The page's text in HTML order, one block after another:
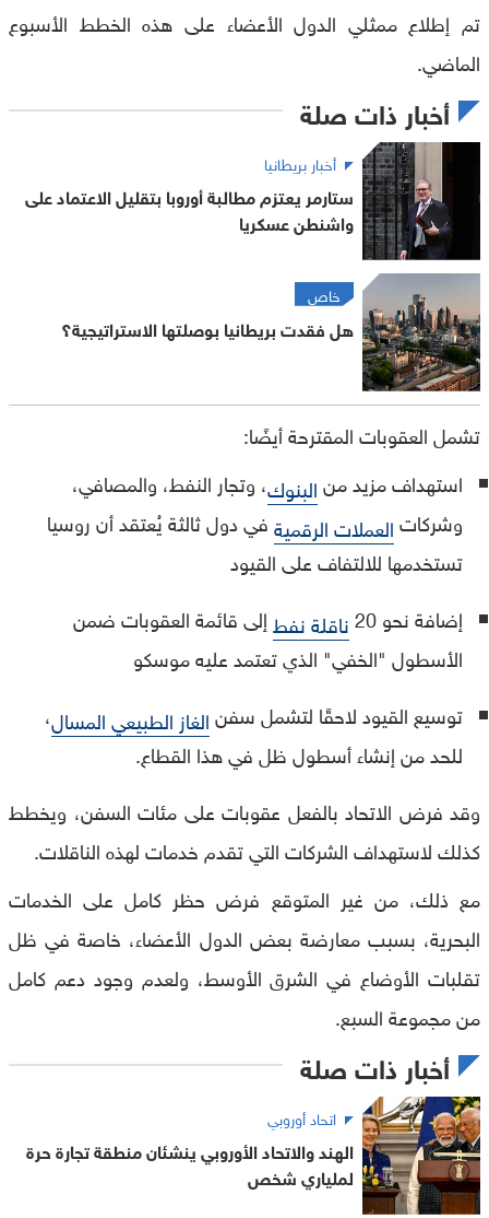
تم إطلاع ممثلي الدول الأعضاء على هذه الخطط الأسبوع
الماضي.
أخبار ذات صلة
أخبار بريطانيا
ستارمر يعتزم مطالبة أوروبا بتقليل الاعتماد على
واشنطن عسكريا
خاص
هل فقدت بريطانيا بوصلتها الاستراتيجية؟
تشمل العقوبات المقترحة أيضًا:
استهداف مزيد منالبنوك، وتجار النفط، والمصافي،
وشركاتالعملات الرقميةفي دول ثالثة يُعتقد أن روسيا
تستخدمها للالتفاف على القيود
إضافة نحو 20
ناقلة نفطإلى قائمة العقوبات ضمن
الأسطول "الخفي" الذي تعتمد عليه موسكو
توسيع القيود لاحقًا لتشمل سفنالغاز الطبيعي المسال،
للحد من إنشاء أسطول ظل في هذا القطاع.
وقد فرض الاتحاد بالفعل عقوبات على مئات السفن، ويخطط
كذلك لاستهداف الشركات التي تقدم خدمات لهذه الناقلات.
مع ذلك، من غير المتوقع فرض حظر كامل على الخدمات
البحرية، بسبب معارضة بعض الدول الأعضاء، خاصة في ظل
تقلبات الأوضاع في الشرق الأوسط، ولعدم وجود دعم كامل
من مجموعة السبع.
أخبار ذات صلة
اتحاد أوروبي
الهند والاتحاد الأوروبي ينشئان منطقة تجارة حرة
لملياري شخص